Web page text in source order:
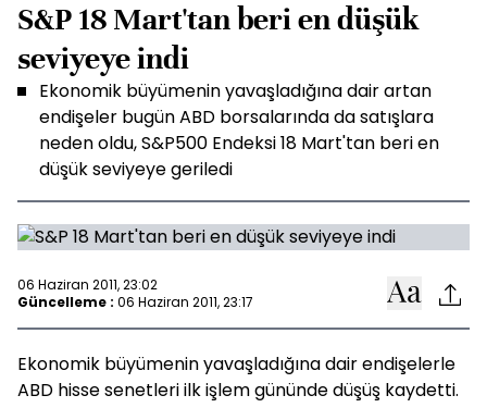
S&P 18 Mart'tan beri en düşük
seviyeye indi
Ekonomik büyümenin yavaşladığına dair artan
endişeler bugün ABD borsalarında da satışlara
neden oldu, S&P500 Endeksi 18 Mart'tan beri en
düşük seviyeye geriledi
06 Haziran 2011, 23:02
Güncelleme : 06 Haziran 2011, 23:17
Ekonomik büyümenin yavaşladığına dair endişelerle
ABD hisse senetleri ilk işlem gününde düşüş kaydetti.